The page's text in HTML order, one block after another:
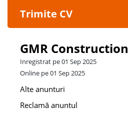
Trimite CV
GMR Construction
Inregistrat pe 01 Sep 2025
Online pe 01 Sep 2025
Alte anunturi
Reclamă anuntul